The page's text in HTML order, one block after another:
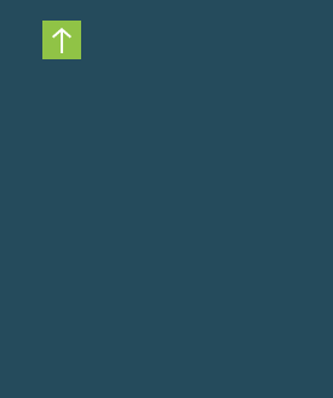
Nach oben scrollen